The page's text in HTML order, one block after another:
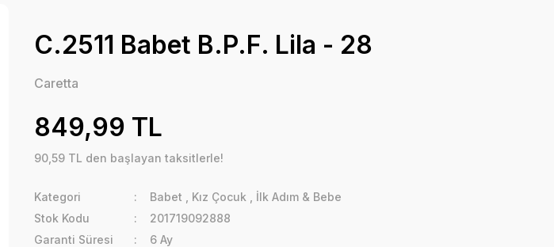
C.2511 Babet B.P.F. Lila - 28
Caretta
849,99 TL
90,59 TL den başlayan taksitlerle!
Kategori Babet Kız Çocuk
İlk Adım & Bebe
Stok Kodu
201719092888
Garanti Süresi
6 Ay